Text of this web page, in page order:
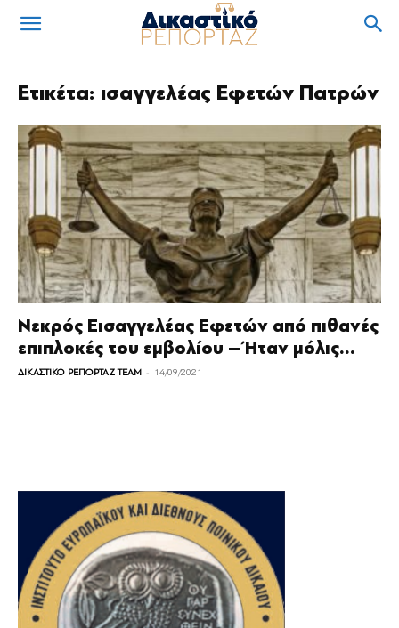
Ετικέτα: ισαγγελέας Εφετών Πατρών
Νεκρός Εισαγγελέας Εφετών από πιθανές
επιπλοκές του εμβολίου – Ήταν μόλις...
ΔΙΚΑΣΤΙΚΟ ΡΕΠΟΡΤΑΖ TEAM - 14/09/2021